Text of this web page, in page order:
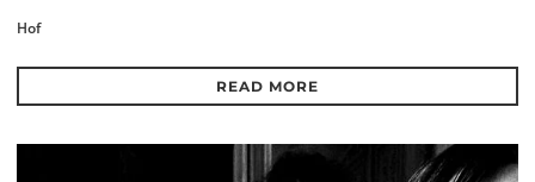
Hof
READ MORE